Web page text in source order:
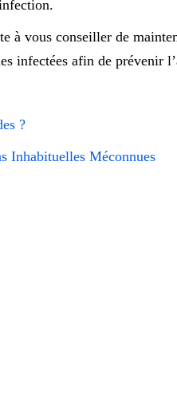
à vous conseiller de
infectées afin de prévenir
?
Inhabituelles Méconnues